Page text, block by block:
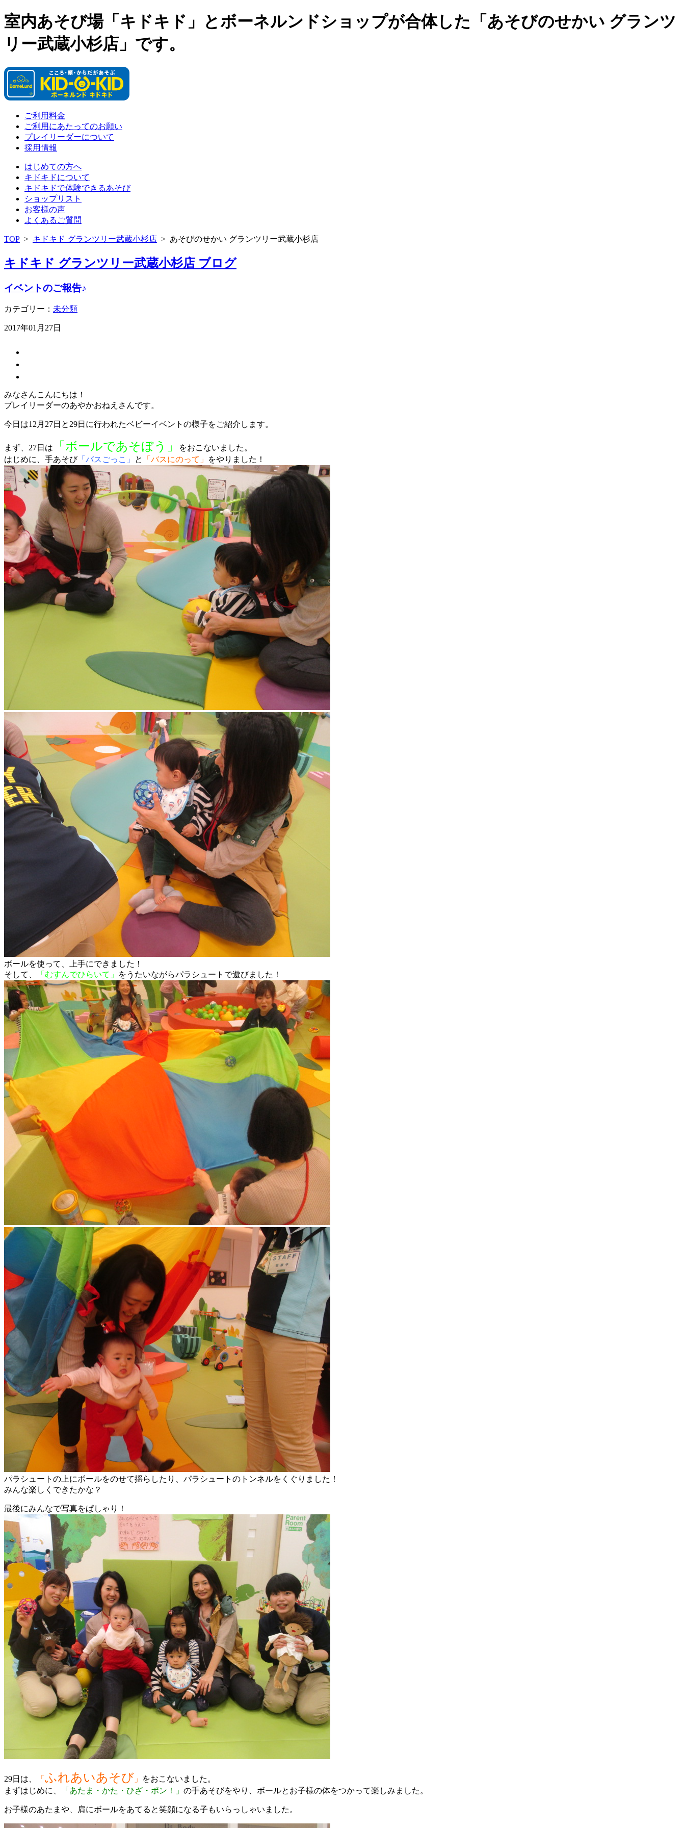
室内あそび場「キドキド」とボーネルンドショップが合体した「あそびのせかい グランツ
リー武蔵小杉店」です。
ご利用料金
ご利用にあたってのお願い
プレイリーダーについて
採用情報
はじめての方へ
キドキドについて
キドキドで体験できるあそび
ショップリスト
お客様の声
よくあるご質問
TOP > キドキド グランツリー武蔵小杉店 > あそびのせかい グランツリー武蔵小杉店
キドキド グランツリー武蔵小杉店 ブログ
イベントのご報告♪
カテゴリー： 未分類
2017年01月27日
みなさんこんにちは！
プレイリーダーのあやかおねえさんです。
今日は12月27日と29日に行われたベビーイベントの様子をご紹介します。
まず、27日は 「ボールであそぼう」
をおこないました。
はじめに、手あそび「バスごっこ」 と 「バスにのって」 をやりました！
ボールを使って、上手にできました！
そして、
「むすんでひらいて」 をうたいながらパラシュートで遊びました！
パラシュートの上にボールをのせて揺らしたり、パラシュートのトンネルをくぐりました！
みんな楽しくできたかな？
最後にみんなで写真をぱしゃり！
29日は、 「 ふれあいあそび 」
をおこないました。
まずはじめに、
「あたま・かた・ひざ・ポン！」 の手あそびをやり、ボールとお子様の体をつかって楽しみました。
お子様のあたまや、肩にボールをあてると笑顔になる子もいらっしゃいました。